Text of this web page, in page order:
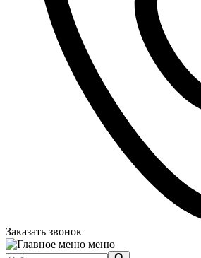
Заказать звонок
меню